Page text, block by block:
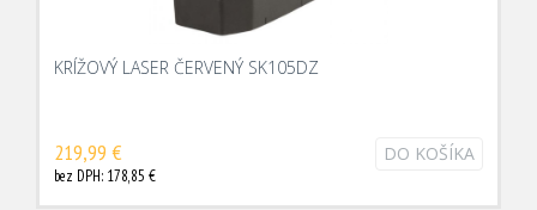
KRÍŽOVÝ LASER ČERVENÝ SK105DZ
219,99 €
bez DPH: 178,85 €
DO KOŠÍKA